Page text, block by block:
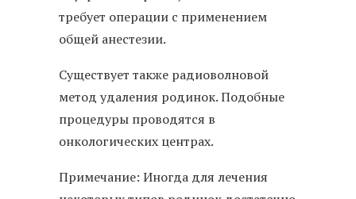
требует операции с применением
общей анестезии.
Существует также радиоволновой
метод удаления родинок. Подобные
процедуры проводятся в
онкологических центрах.
Примечание: Иногда для лечения